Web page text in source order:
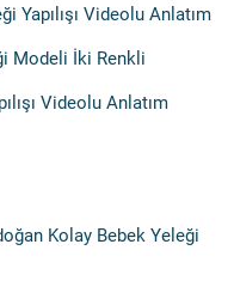
Yapılışı Videolu Anlatım
Modeli İki Renkli
Videolu Anlatım
Kolay Bebek Yeleği